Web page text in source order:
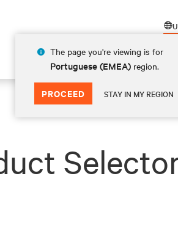
The page you're viewing is for
Portuguese (EMEA) region.
PROCEED STAY IN MY REGION